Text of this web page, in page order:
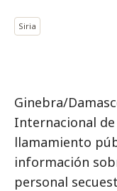
Siria
Ginebra/
Internacional de
llamamiento
información
personal